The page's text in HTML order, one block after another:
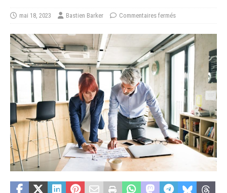
mai 18, 2023 Bastien Barker Commentaires fermés